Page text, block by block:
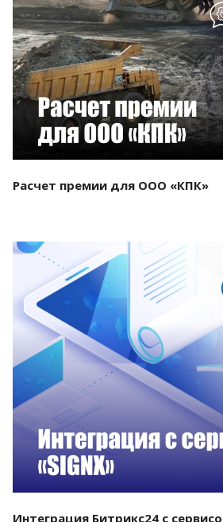
Смотреть проект
Расчет премии для ООО «КПК»
Смотреть проект
Интеграция Битрикс24 с